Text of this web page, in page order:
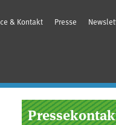
& Kontakt Presse
Seitenleiste